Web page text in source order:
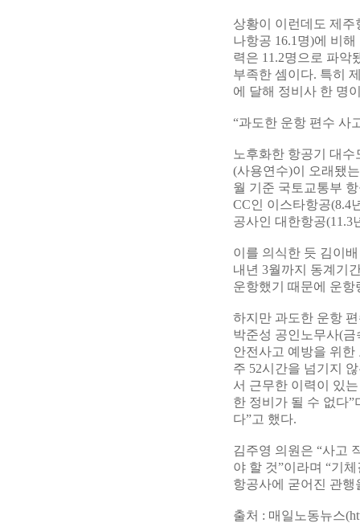
상황이 이런데도 제주
나항공 16.1명)에 비
력은 11.2명으로 파악
부족한 셈이다. 특히
에 달해 정비사 한 명
“과도한 운항 편수 사
노후화한 항공기 대
(사용연수)이 오래됐
월 기준 국토교통부
CC인 이스타항공(8.4
공사인 대한항공(11.3
이를 의식한 듯 김이
내년 3월까지 동계기
운항했기 때문에 운항
하지만 과도한 운항
박준성 공인노무사(
안전사고 예방을 위한
주 52시간을 넘기지
서 근무한 이력이 있
한 정비가 될 수 없다
다”고 했다.
김주영 의원은 “사고
야 할 것”이라며 “기
항공사에 굳어진 관행
출처 : 매일노동뉴스(